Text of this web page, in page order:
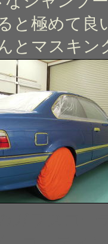
と極めて良
とマスキン